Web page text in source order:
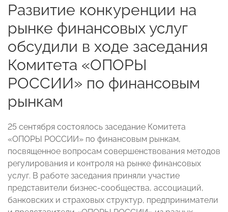
Развитие конкуренции на
рынке финансовых услуг
обсудили в ходе заседания
Комитета «ОПОРЫ
РОССИИ» по финансовым
рынкам
25 сентября состоялось заседание Комитета
«ОПОРЫ РОССИИ» по финансовым рынкам,
посвященное вопросам совершенствования методов
регулирования и контроля на рынке финансовых
услуг. В работе заседания приняли участие
представители бизнес-сообщества, ассоциаций,
банковских и страховых структур, предприниматели